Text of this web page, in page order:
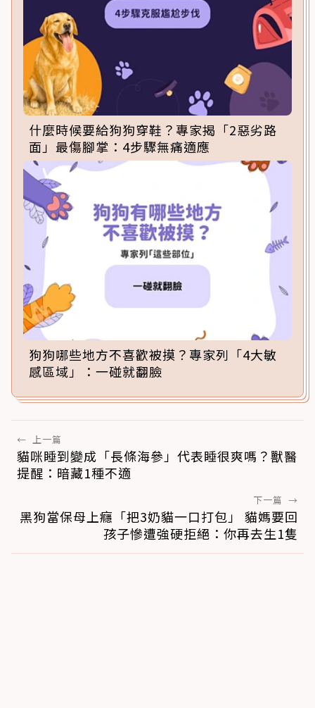
什麼時候要給狗狗穿鞋？專家揭「2惡劣路
面」最傷腳掌：4步驟無痛適應
狗狗哪些地方不喜歡被摸？專家列「4大敏
感區域」：一碰就翻臉
← 上一篇
貓咪睡到變成「長條海參」代表睡很爽嗎？獸醫
提醒：暗藏1種不適
下一篇 →
黑狗當保母上癮「把3奶貓一口打包」 貓媽要回
孩子慘遭強硬拒絕：你再去生1隻